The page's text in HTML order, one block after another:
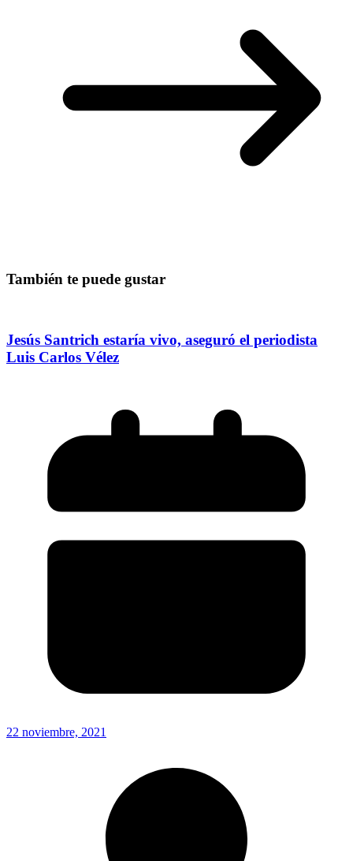
También te puede gustar
Jesús Santrich estaría vivo, aseguró el periodista
Luis Carlos Vélez
22 noviembre, 2021